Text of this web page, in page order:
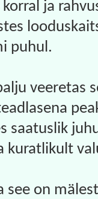
ja
puhul.
veeretas
saatuslik
kuratlikult
on